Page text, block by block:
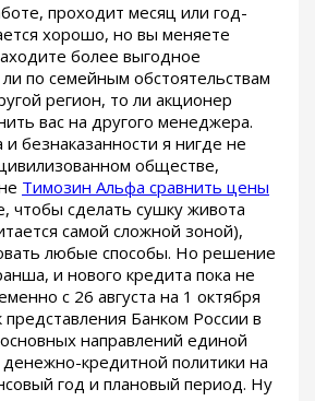
проходит месяц или год-
хорошо, но вы меняете
более выгодное
по семейным обстоятельствам
регион, то ли акционер
вас на другого менеджера.
и безнаказанности я нигде не
обществе,
Tимозин Альфа сравнить цены
чтобы сделать сушку живота
самой сложной зоной),
любые способы. Но решение
и нового кредита пока не
с 26 августа на 1 октября
представления Банком России в
направлений единой
денежно-кредитной политики на
год и плановый период. Ну